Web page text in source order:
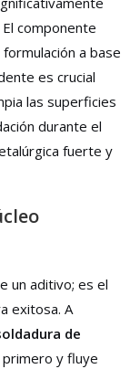
componente
a base
es crucial
las superficies
durante el
fuerte y
un aditivo; es el
exitosa. A
de
y fluye